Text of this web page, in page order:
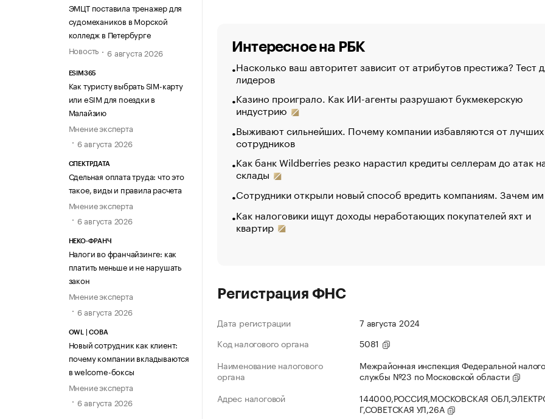
ЭМЦТ поставила тренажер для
судомехаников в Морской
колледж в Петербурге
Новость
6 августа 2026
ESIM365
Как туристу выбрать SIM-карту
или eSIM для поездки в
Малайзию
Мнение эксперта
6 августа 2026
СПЕКТРДАТА
Сдельная оплата труда: что это
такое, виды и правила расчета
Мнение эксперта
6 августа 2026
НЕКО-ФРАНЧ
Налоги во франчайзинге: как
платить меньше и не нарушать
закон
Мнение эксперта
6 августа 2026
OWL | СОВА
Новый сотрудник как клиент:
почему компании вкладываются
в welcome-боксы
Мнение эксперта
6 августа 2026
Интересное на РБК
Насколько ваш авторитет зависит от атрибутов престижа? Тест
лидеров
Казино проиграло. Как ИИ-агенты разрушают букмекерскую
индустрию
Выживают сильнейших. Почему компании избавляются от лучших
сотрудников
Как банк Wildberries резко нарастил кредиты селлерам до атак
склады
Сотрудники открыли новый способ вредить компаниям. Зачем
Как налоговики ищут доходы неработающих покупателей яхт и
квартир
Регистрация ФНС
Дата регистрации
7 августа 2024
Код налогового органа
5081
Наименование налогового
органа
Межрайонная инспекция Федеральной
службы №23 по Московской области
Адрес налоговой
144000,РОССИЯ,МОСКОВСКАЯ
Г,СОВЕТСКАЯ УЛ,26А